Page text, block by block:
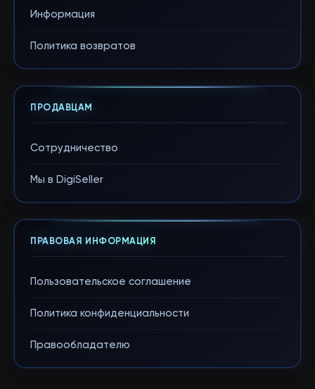
Информация
Политика возвратов
ПРОДАВЦАМ
Сотрудничество
Мы в DigiSeller
ПРАВОВАЯ ИНФОРМАЦИЯ
Пользовательское соглашение
Политика конфиденциальности
Правообладателю